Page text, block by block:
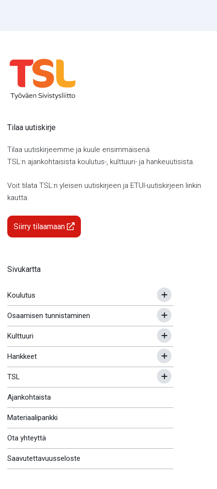
Tilaa uutiskirje
Tilaa uutiskirjeemme ja kuule ensimmäisenä
TSL:n ajankohtaisista koulutus-, kulttuuri- ja hankeuutisista.
Voit tilata TSL:n yleisen uutiskirjeen ja ETUI-uutiskirjeen linkin
kautta.
Siirry tilaamaan
Sivukartta
Koulutus
Osaamisen tunnistaminen
Kulttuuri
Hankkeet
TSL
Ajankohtaista
Materiaalipankki
Ota yhteyttä
Saavutettavuusseloste